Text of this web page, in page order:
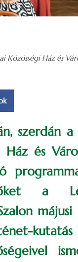
Közösségi Ház és
szerdán a
Ház és
a
májusi